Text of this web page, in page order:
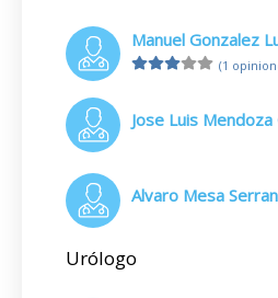
Manuel Gonzalez
(1
Jose Luis
Alvaro Mesa
Urólogo